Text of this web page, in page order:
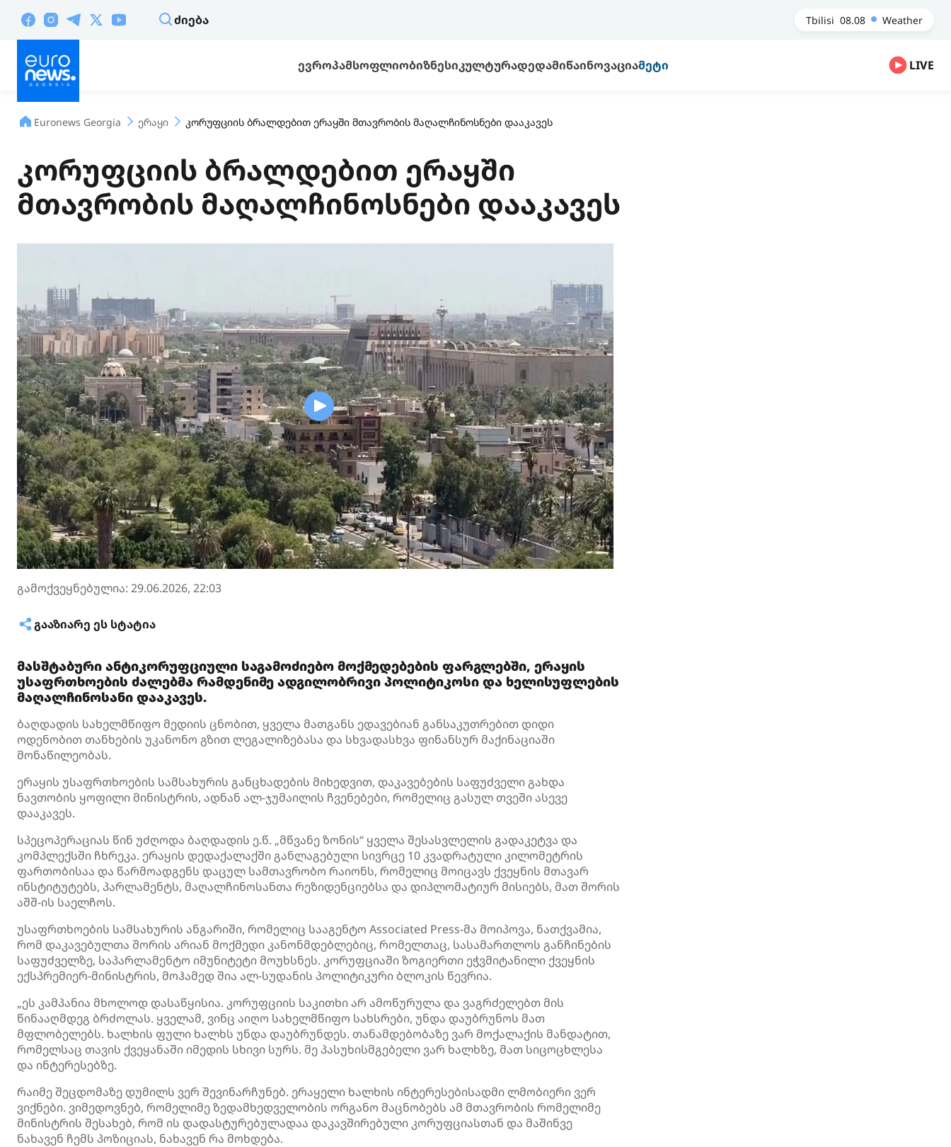
ᲫᲘᲔᲑᲐ Tbilisi 08.08 Weather
ᲔᲕᲠᲝᲞᲐᲛᲡᲝᲤᲚᲘᲝᲑᲘᲖᲜᲔᲡᲘᲙᲣᲚᲢᲣᲠᲐᲓᲔᲓᲐᲛᲘᲬᲐᲘᲜᲝᲕᲐᲪᲘᲐᲛᲔᲢᲘ LIVE
Euronews Georgia ერაყი კორუფციის ბრალდებით ერაყში მთავრობის მაღალჩინოსნები დააკავეს
კორუფციის ბრალდებით ერაყში
მთავრობის მაღალჩინოსნები დააკავეს
გამოქვეყნებულია: 29.06.2026, 22:03
ᲒᲐᲐᲖᲘᲐᲠᲔ ᲔᲡ ᲡᲢᲐᲢᲘᲐ
მასშტაბური ანტიკორუფციული საგამოძიებო მოქმედებების ფარგლებში, ერაყის
უსაფრთხოების ძალებმა რამდენიმე ადგილობრივი პოლიტიკოსი და ხელისუფლების
მაღალჩინოსანი დააკავეს.
ბაღდადის სახელმწიფო მედიის ცნობით, ყველა მათგანს ედავებიან განსაკუთრებით დიდი
ოდენობით თანხების უკანონო გზით ლეგალიზებასა და სხვადასხვა ფინანსურ მაქინაციაში
მონაწილეობას.
ერაყის უსაფრთხოების სამსახურის განცხადების მიხედვით, დაკავებების საფუძველი გახდა
ნავთობის ყოფილი მინისტრის, ადნან ალ-ჯუმაილის ჩვენებები, რომელიც გასულ თვეში ასევე
დააკავეს.
სპეცოპერაციას წინ უძღოდა ბაღდადის ე.წ. „მწვანე ზონის“ ყველა შესასვლელის გადაკეტვა და
კომპლექსში ჩხრეკა. ერაყის დედაქალაქში განლაგებული სივრცე 10 კვადრატული კილომეტრის
ფართობისაა და წარმოადგენს დაცულ სამთავრობო რაიონს, რომელიც მოიცავს ქვეყნის მთავარ
ინსტიტუტებს, პარლამენტს, მაღალჩინოსანთა რეზიდენციებსა და დიპლომატიურ მისიებს, მათ შორის
აშშ-ის საელჩოს.
უსაფრთხოების სამსახურის ანგარიში, რომელიც სააგენტო Associated Press-მა მოიპოვა, ნათქვამია,
რომ დაკავებულთა შორის არიან მოქმედი კანონმდებლებიც, რომელთაც, სასამართლოს განჩინების
საფუძველზე, საპარლამენტო იმუნიტეტი მოუხსნეს. კორუფციაში ზოგიერთი ეჭვმიტანილი ქვეყნის
ექსპრემიერ-მინისტრის, მოჰამედ შია ალ-სუდანის პოლიტიკური ბლოკის წევრია.
„ეს კამპანია მხოლოდ დასაწყისია. კორუფციის საკითხი არ ამოწურულა და ვაგრძელებთ მის
წინააღმდეგ ბრძოლას. ყველამ, ვინც აიღო სახელმწიფო სახსრები, უნდა დაუბრუნოს მათ
მფლობელებს. ხალხის ფული ხალხს უნდა დაუბრუნდეს. თანამდებობაზე ვარ მოქალაქის მანდატით,
რომელსაც თავის ქვეყანაში იმედის სხივი სურს. მე პასუხისმგებელი ვარ ხალხზე, მათ სიცოცხლესა
და ინტერესებზე.
რაიმე შეცდომაზე დუმილს ვერ შევინარჩუნებ. ერაყელი ხალხის ინტერესებისადმი ლმობიერი ვერ
ვიქნები. ვიმედოვნებ, რომელიმე ზედამხედველობის ორგანო მაცნობებს ამ მთავრობის რომელიმე
მინისტრის შესახებ, რომ ის დადასტურებულადაა დაკავშირებული კორუფციასთან და მაშინვე
ნახავენ ჩემს პოზიციას, ნახავენ რა მოხდება.